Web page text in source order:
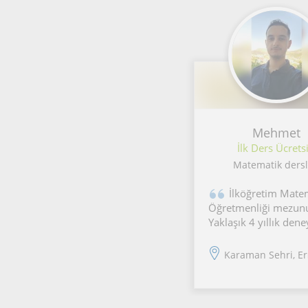
Mehmet
İlk Ders
Matematik
İlköğretim
Öğretmenliği
Yaklaşık 4 yıllık
özenli bir şekilde
Karaman Sehri,